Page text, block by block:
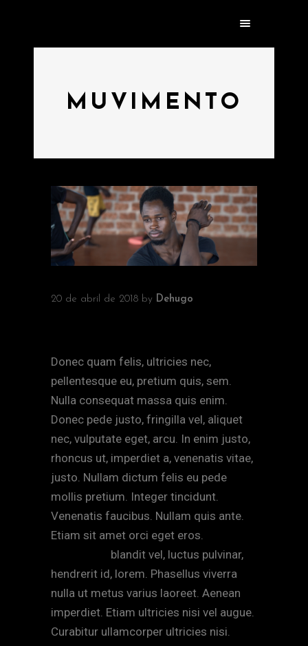
MUVIMENTO
20 de abril de 2018 by Dehugo
Donec quam felis, ultricies nec,
pellentesque eu, pretium quis, sem.
Nulla consequat massa quis enim.
Donec pede justo, fringilla vel, aliquet
nec, vulputate eget, arcu. In enim justo,
rhoncus ut, imperdiet a, venenatis vitae,
justo. Nullam dictum felis eu pede
mollis pretium. Integer tincidunt.
Venenatis faucibus. Nullam quis ante.
Etiam sit amet orci eget eros.
blandit vel, luctus pulvinar,
hendrerit id, lorem. Phasellus viverra
nulla ut metus varius laoreet. Aenean
imperdiet. Etiam ultricies nisi vel augue.
Curabitur ullamcorper ultricies nisi.